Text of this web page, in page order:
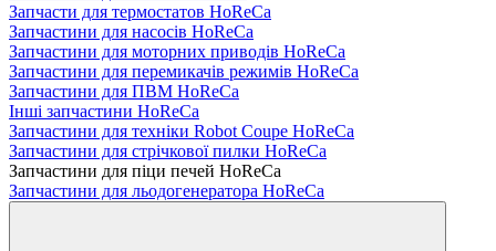
Запчасти для термостатов HoReCa
Запчастини для насосів HoReCa
Запчастини для моторних приводів HoReCa
Запчастини для перемикачів режимів HoReCa
Запчастини для ПВМ HoReCa
Інші запчастини HoReCa
Запчастини для техніки Robot Coupe HoReCa
Запчастини для стрічкової пилки HoReCa
Запчастини для піци печей HoReCa
Запчастини для льодогенератора HoReCa